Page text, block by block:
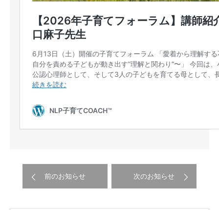
前のお知らせ 次のお知らせ